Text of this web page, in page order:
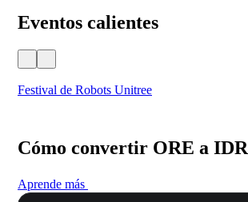
Eventos calientes
Festival de Robots Unitree
Cómo convertir ORE a IDR
Aprende más